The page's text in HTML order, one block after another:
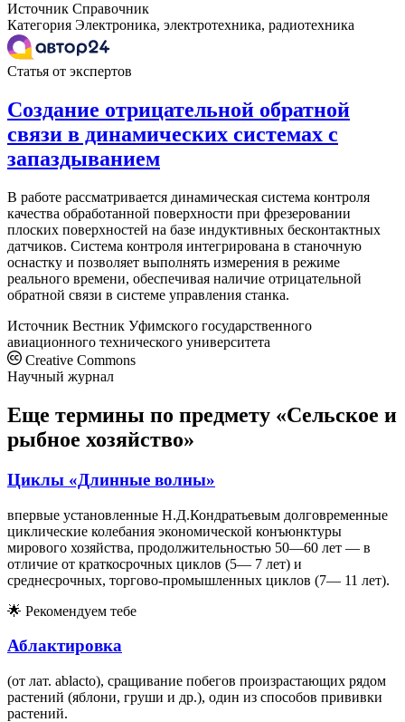
Источник Справочник
Категория Электроника, электротехника, радиотехника
Статья от экспертов
Создание отрицательной обратной
связи в динамических системах с
запаздыванием
В работе рассматривается динамическая система контроля
качества обработанной поверхности при фрезеровании
плоских поверхностей на базе индуктивных бесконтактных
датчиков. Система контроля интегрирована в станочную
оснастку и позволяет выполнять измерения в режиме
реального времени, обеспечивая наличие отрицательной
обратной связи в системе управления станка.
Источник Вестник Уфимского государственного
авиационного технического университета
Creative Commons
Научный журнал
Еще термины по предмету «Сельское и
рыбное хозяйство»
Циклы «Длинные волны»
впервые установленные Н.Д.Кондратьевым долговременные
циклические колебания экономической конъюнктуры
мирового хозяйства, продолжительностью 50—60 лет — в
отличие от краткосрочных циклов (5— 7 лет) и
среднесрочных, торгово-промышленных циклов (7— 11 лет).
🌟 Рекомендуем тебе
Аблактировка
(от лат. ablacto), сращивание побегов произрастающих рядом
растений (яблони, груши и др.), один из способов прививки
растений.